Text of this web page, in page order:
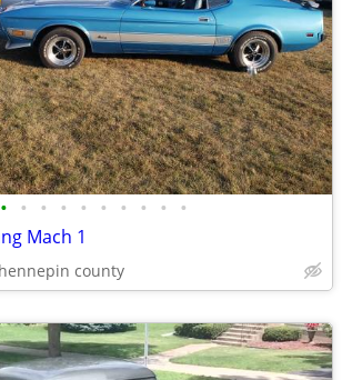
• • • • • • • • • •
Mach 1
hennepin county